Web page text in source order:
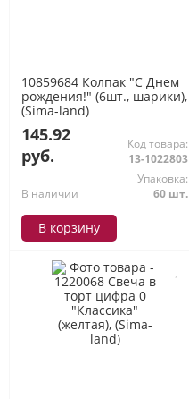
10859684 Колпак "С Днем
рождения!" (6шт., шарики),
(Sima-land)
145.92
руб.
Код товара:
13-1022803
В наличии
Упаковка:
60 шт.
В корзину